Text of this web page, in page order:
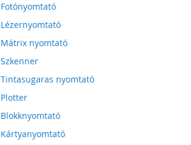
Fotónyomtató
Lézernyomtató
Mátrix nyomtató
Szkenner
Tintasugaras nyomtató
Plotter
Blokknyomtató
Kártyanyomtató